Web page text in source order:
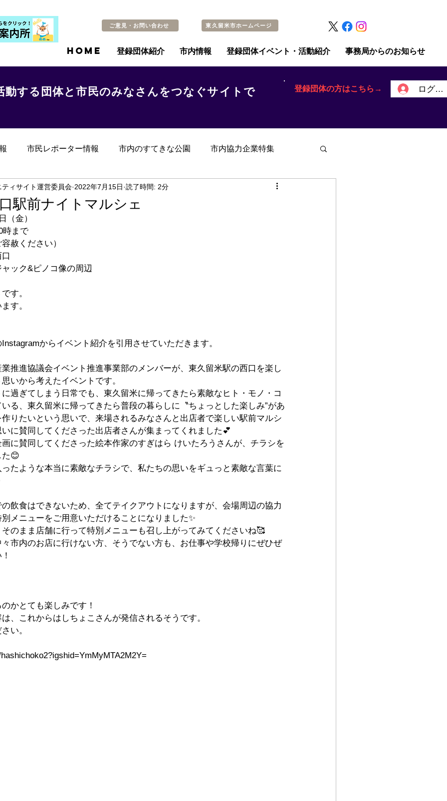
ご意見・お問い合わせ 東久留米市ホームページ
HOME 登録団体紹介 市内情報 登録団体イベント・活動紹介 事務局からのお知らせ
する団体と市民のみなさんをつなぐサイトで
登録団体の方はこちら→ ログイ
市民レポーター情報 市内のすてきな公園 市内協力企業特集
のお知らせ その他 過去の記事
駅前ナイトマルシェ
ィサイト運営委員会 2022年7月15日 読了時間: 2分
（金）
時まで
ください）
&ピノコ像の周辺
す。
す。
からイベント紹介を引用させていただきます。
推進協議会イベント推進事業部のメンバーが、東久留米駅の西口を楽し
いから考えたイベントです。
過ぎてしまう日常でも、東久留米に帰ってきたら素敵なヒト・モノ・コ
いる、東久留米に帰ってきたら普段の暮らしに〝ちょっとした楽しみ”があ
りたいという思いで、来場されるみなさんと出店者で楽しい駅前マルシ
に賛同してくださった出店者さんが集まってくれました💕
に賛同してくださった絵本作家のすぎはら けいたろうさんが、チラシを
た😊
たような本当に素敵なチラシで、私たちの思いをギュっと素敵な言葉に
飲食はできないため、全てテイクアウトになりますが、会場周辺の協力
メニューをご用意いただけることになりました✨
のまま店舗に行って特別メニューも召し上がってみてくださいね🥰
市内のお店に行けない方、そうでない方も、お仕事や学校帰りにぜひぜ
かとても楽しみです！
、これからはしちょこさんが発信されるそうです。
い。